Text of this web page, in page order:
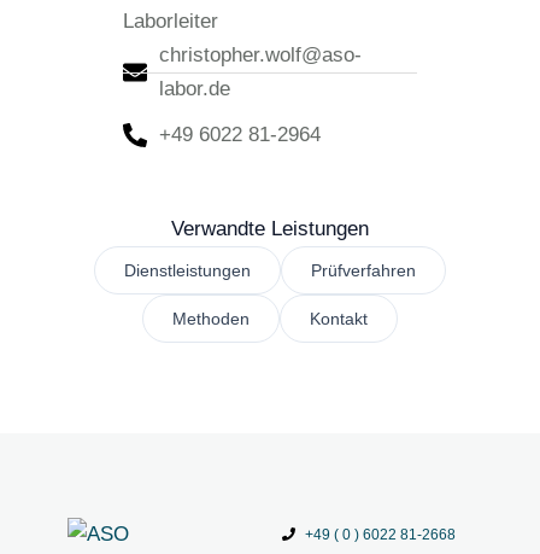
Laborleiter
christopher.wolf@aso-
labor.de
+49 6022 81-2964
Verwandte Leistungen
Dienstleistungen Prüfverfahren
Methoden Kontakt
+49 ( 0 ) 6022 81-2668